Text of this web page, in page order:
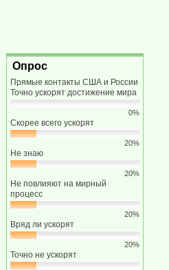
Опрос
Прямые контакты США и России
Точно ускорят достижение мира
0%
Скорее всего ускорят
20%
Не знаю
20%
Не повлияют на мирный
процесс
20%
Вряд ли ускорят
20%
Точно не ускорят